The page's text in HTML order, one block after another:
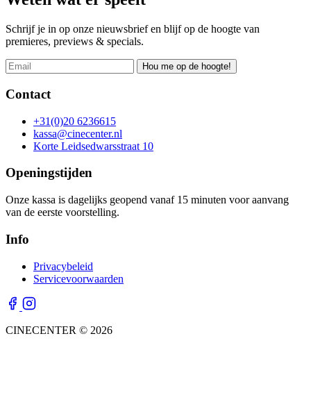
Schrijf je in op onze nieuwsbrief en blijf op de hoogte van
premieres, previews & specials.
Hou me op de hoogte!
Contact
+31(0)20 6236615
kassa@cinecenter.nl
Korte Leidsedwarsstraat 10
Openingstijden
Onze kassa is dagelijks geopend vanaf 15 minuten voor aanvang
van de eerste voorstelling.
Info
Privacybeleid
Servicevoorwaarden
CINECENTER © 2026